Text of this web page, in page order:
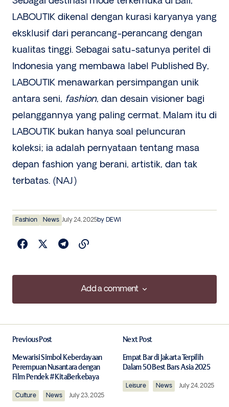
LABOUTIK dikenal dengan kurasi karyanya yang
eksklusif dari perancang-perancang dengan
kualitas tinggi. Sebagai satu-satunya peritel di
Indonesia yang membawa label Published By,
LABOUTIK menawarkan persimpangan unik
antara seni, fashion, dan desain visioner bagi
pelanggannya yang paling cermat. Malam itu di
LABOUTIK bukan hanya soal peluncuran
koleksi; ia adalah pernyataan tentang masa
depan fashion yang berani, artistik, dan tak
terbatas. (NAJ)
Fashion News July 24, 2025by DEWI
Add a comment
Add a comment
Required fields are marked*
Previous Post
Mewarisi Simbol Keberdayaan
Perempuan Nusantara dengan
Film Pendek #KitaBerkebaya
Culture News July 23, 2025
Next Post
Empat Bar di Jakarta Terpilih
Dalam 50 Best Bars Asia 2025
Leisure News July 24, 2025